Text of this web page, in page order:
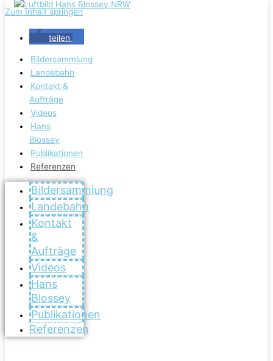
Zum Inhalt springen
teilen
Bildersammlung
Landebahn
Kontakt &
Aufträge
Videos
Hans
Blossey
Publikationen
Referenzen
Bildersammlung
Landebahn
Kontakt
&
Aufträge
Videos
Hans
Blossey
Publikationen
Referenzen